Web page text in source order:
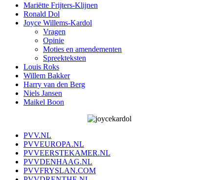
Mariëtte Frijters-Klijnen
Ronald Dol
Joyce Willems-Kardol
Vragen
Opinie
Moties en amendementen
Spreekteksten
Louis Roks
Willem Bakker
Harry van den Berg
Niels Jansen
Maikel Boon
PVV.NL
PVVEUROPA.NL
PVVEERSTEKAMER.NL
PVVDENHAAG.NL
PVVFRYSLAN.COM